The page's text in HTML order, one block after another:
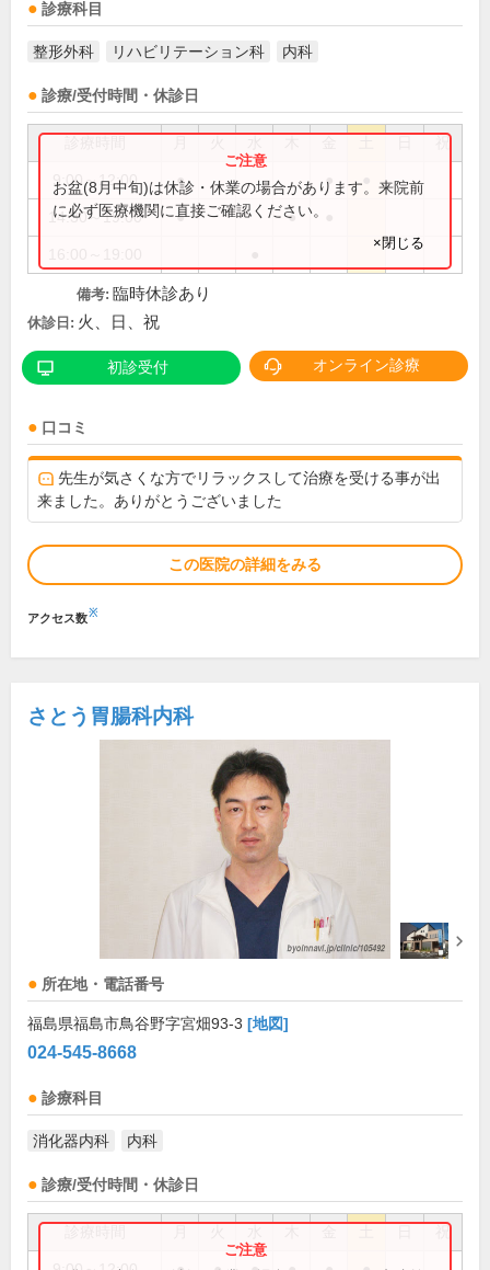
診療科目
整形外科 リハビリテーション科 内科
診療/受付時間・休診日
祝
9:00～12:00 ● ●
14:30～19:00 ● ●
お盆(8月中旬)は休診・休業の場合があります。来院前
に必ず医療機関に直接ご確認ください。
×閉じる
備考: 臨時休診あり
休診日: 火、日、祝
初診受付 オンライン診療
口コミ
先生が気さくな方でリラックスして治療を受ける事が出
来ました。ありがとうございました
この医院の詳細をみる
アクセス数※
さとう胃腸科内科
所在地・電話番号
福島県福島市鳥谷野字宮畑93-3 [地図]
024-545-8668
診療科目
消化器内科 内科
診療/受付時間・休診日
祝